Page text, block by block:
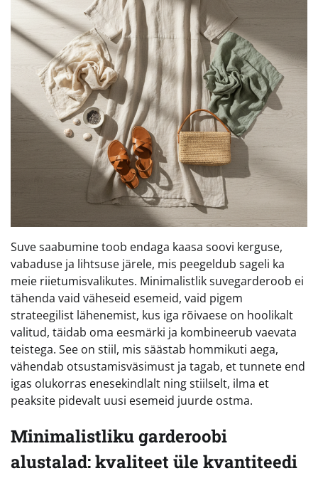
Suve saabumine toob endaga kaasa soovi kerguse,
vabaduse ja lihtsuse järele, mis peegeldub sageli ka
meie riietumisvalikutes. Minimalistlik suvegarderoob ei
tähenda vaid väheseid esemeid, vaid pigem
strateegilist lähenemist, kus iga rõivaese on hoolikalt
valitud, täidab oma eesmärki ja kombineerub vaevata
teistega. See on stiil, mis säästab hommikuti aega,
vähendab otsustamisväsimust ja tagab, et tunnete end
igas olukorras enesekindlalt ning stiilselt, ilma et
peaksite pidevalt uusi esemeid juurde ostma.
Minimalistliku garderoobi
alustalad: kvaliteet üle kvantiteedi